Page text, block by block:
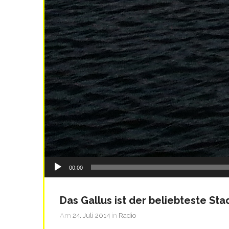
Audio-
Player
00:00
Das Gallus ist der beliebteste
Am 24. Juli 2014 in Radio